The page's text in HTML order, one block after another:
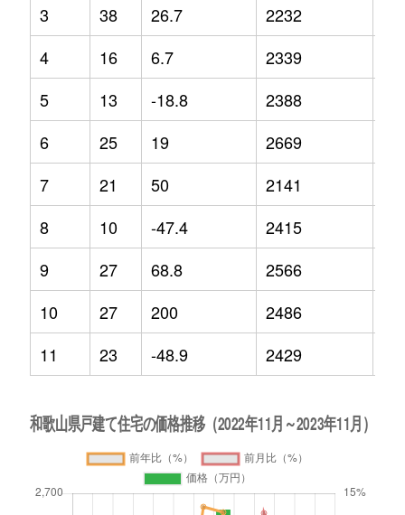
3
38 26.7 2232
4
16 6.7 2339
5
13 -18.8 2388
6
25 19 2669
7
21 50 2141
8
10 -47.4 2415
9
27 68.8 2566
10
27 200 2486
11
23 -48.9 2429